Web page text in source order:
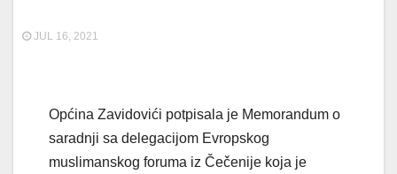
JUL 16, 2021
Općina Zavidovići potpisala je Memorandum o
saradnji sa delegacijom Evropskog
muslimanskog foruma iz Čečenije koja je